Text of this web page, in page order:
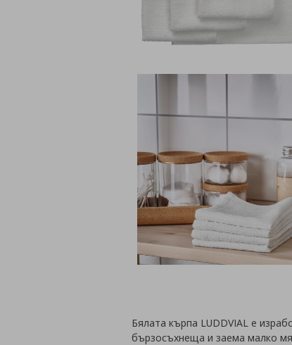
Бялата кърпа LUDDVIAL е
бързосъхнеща и заема малко